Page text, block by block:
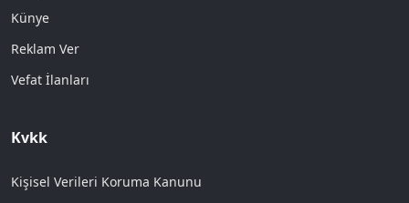
Künye
Reklam Ver
Vefat İlanları
Kvkk
Kişisel Verileri Koruma Kanunu